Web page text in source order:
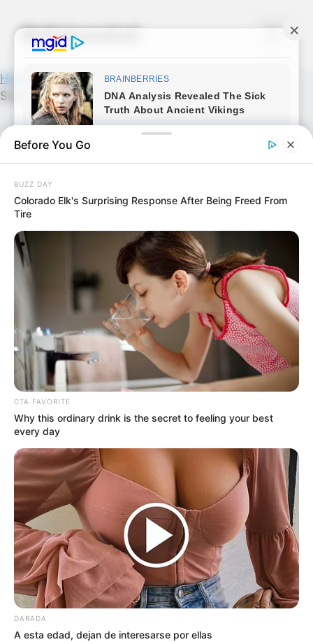
contentNoticiassalud Menu
Home»Salud»Mezcla Vaselina con Limón y ¡Te
Sorprenderás!
Mezcla Vaselina
con Limón y ¡Te
Sorprenderás!
Before You Go
BUZZ DAY
Colorado Elk's Surprising Response After Being Freed From
Tire
CTA FAVORITE
Why this ordinary drink is the secret to feeling your best
every day
DARADA
A esta edad, dejan de interesarse por ellas